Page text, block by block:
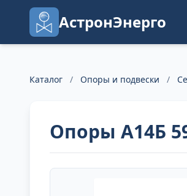
АстронЭнерго
Каталог / Опоры и подвески /
Опоры А14Б